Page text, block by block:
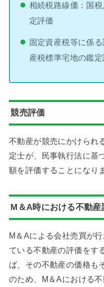
相続税路線価：国
定評価
固定資産税等に係
産税標準宅地の鑑
競売評価
不動産が競売にかけられ
定士が、民事執行法に基
額を評価することになり
M＆A時における不動産
M＆Aによる会社売買が
ている不動産の評価をす
ば、その不動産の価格も
のため、M＆Aにおける